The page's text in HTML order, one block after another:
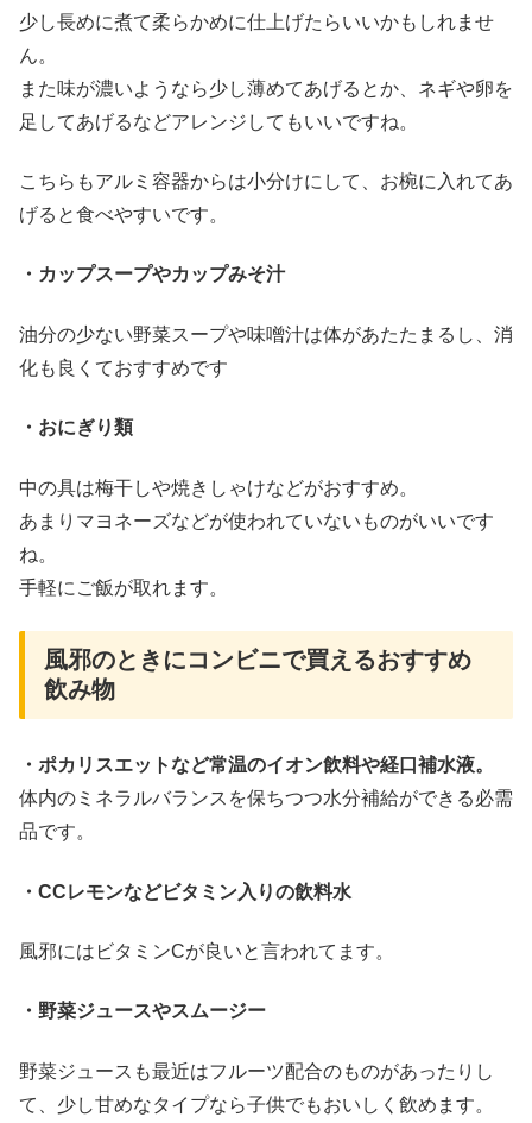
少し長めに煮て柔らかめに仕上げたらいいかもしれませ
ん。
また味が濃いようなら少し薄めてあげるとか、ネギや卵を
足してあげるなどアレンジしてもいいですね。
こちらもアルミ容器からは小分けにして、お椀に入れてあ
げると食べやすいです。
・カップスープやカップみそ汁
油分の少ない野菜スープや味噌汁は体があたたまるし、消
化も良くておすすめです
・おにぎり類
中の具は梅干しや焼きしゃけなどがおすすめ。
あまりマヨネーズなどが使われていないものがいいです
ね。
手軽にご飯が取れます。
風邪のときにコンビニで買えるおすすめ
飲み物
・ポカリスエットなど常温のイオン飲料や経口補水液。
体内のミネラルバランスを保ちつつ水分補給ができる必需
品です。
・CCレモンなどビタミン入りの飲料水
風邪にはビタミンCが良いと言われてます。
・野菜ジュースやスムージー
野菜ジュースも最近はフルーツ配合のものがあったりし
て、少し甘めなタイプなら子供でもおいしく飲めます。